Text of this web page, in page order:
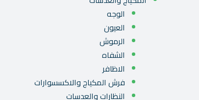
الوجه
العيون
الرموش
الشفاه
الاظافر
فرش المكياج والاكسسوارات
النظارات والعدسات